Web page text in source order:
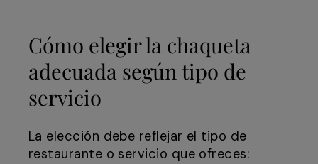
Cómo elegir la chaqueta
adecuada según tipo de
servicio
La elección debe reflejar el tipo de
restaurante o servicio que ofreces: